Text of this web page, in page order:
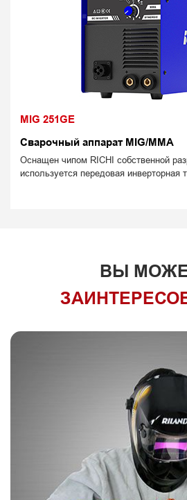
MIG 251GE
Сварочный аппарат MIG/MMA
Оснащен чипом RICHI собственной
используется передовая инверторная
ВЫ